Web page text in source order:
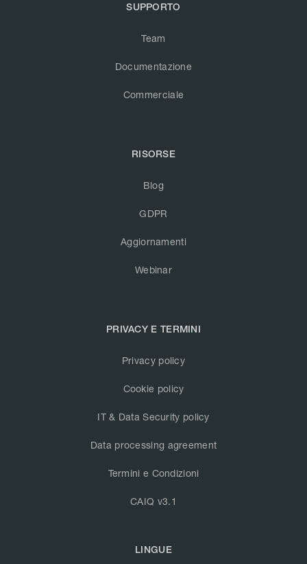
SUPPORTO
Team
Documentazione
Commerciale
RISORSE
Blog
GDPR
Aggiornamenti
Webinar
PRIVACY E TERMINI
Privacy policy
Cookie policy
IT & Data Security policy
Data processing agreement
Termini e Condizioni
CAIQ v3.1
LINGUE